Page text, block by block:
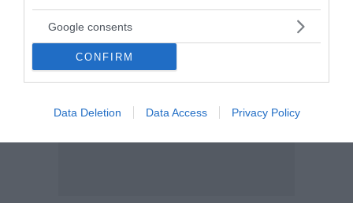
Google consents
CONFIRM
Data Deletion Data Access Privacy Policy